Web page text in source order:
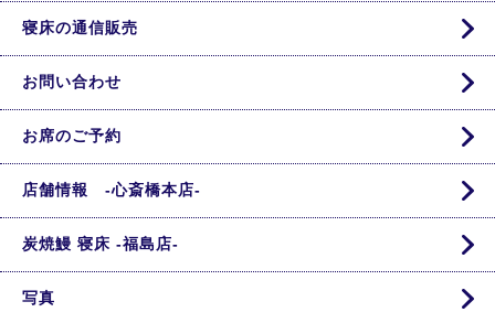
寝床の通信販売
お問い合わせ
お席のご予約
店舗情報 -心斎橋本店-
炭焼鰻 寝床 -福島店-
写真